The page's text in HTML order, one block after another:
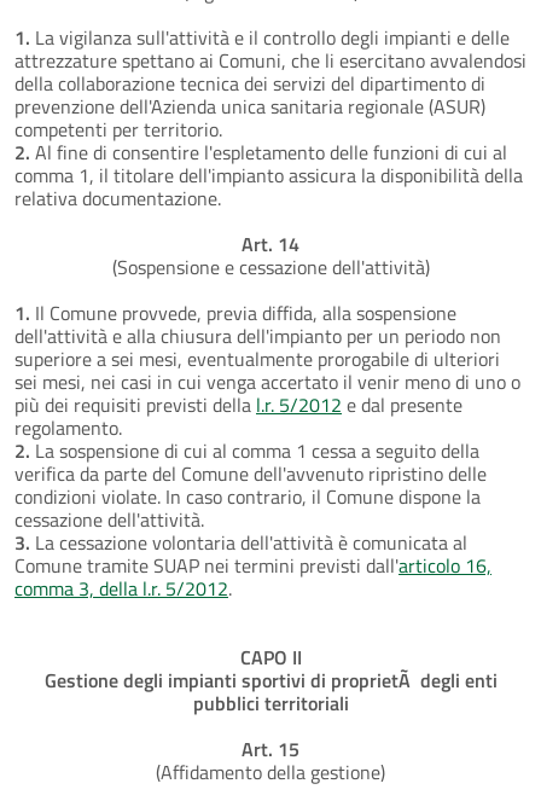
1. La vigilanza sull'attività e il controllo degli impianti e delle
attrezzature spettano ai Comuni, che li esercitano avvalendosi
della collaborazione tecnica dei servizi del dipartimento di
prevenzione dell'Azienda unica sanitaria regionale (ASUR)
competenti per territorio.
2. Al fine di consentire l'espletamento delle funzioni di cui al
comma 1, il titolare dell'impianto assicura la disponibilità della
relativa documentazione.
Art. 14
(Sospensione e cessazione dell'attività)
1. Il Comune provvede, previa diffida, alla sospensione
dell'attività e alla chiusura dell'impianto per un periodo non
superiore a sei mesi, eventualmente prorogabile di ulteriori
sei mesi, nei casi in cui venga accertato il venir meno di uno o
più dei requisiti previsti della l.r. 5/2012 e dal presente
regolamento.
2. La sospensione di cui al comma 1 cessa a seguito della
verifica da parte del Comune dell'avvenuto ripristino delle
condizioni violate. In caso contrario, il Comune dispone la
cessazione dell'attività.
3. La cessazione volontaria dell'attività è comunicata al
Comune tramite SUAP nei termini previsti dall'articolo 16,
comma 3, della l.r. 5/2012.
CAPO II
Gestione degli impianti sportivi di proprietÃ degli enti
pubblici territoriali
Art. 15
(Affidamento della gestione)